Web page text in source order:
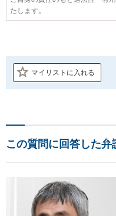
たします。
マイリストに入れる
この質問に回答した弁